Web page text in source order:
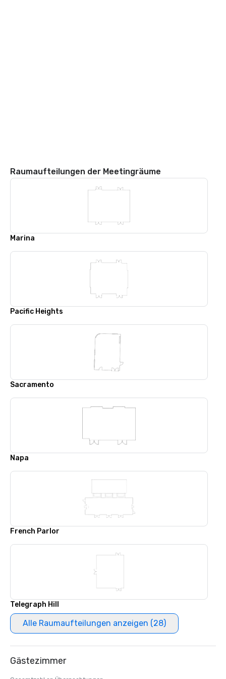
Raumaufteilungen der Meetingräume
Marina
Pacific Heights
Sacramento
Napa
French Parlor
Telegraph Hill
Alle Raumaufteilungen anzeigen (28)
Gästezimmer